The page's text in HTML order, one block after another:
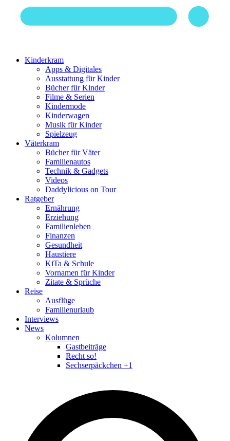
Kinderkram
Apps & Digitales
Ausstattung für Kinder
Bücher für Kinder
Filme & Serien
Kindermode
Kinderwagen
Musik für Kinder
Spielzeug
Väterkram
Bücher für Väter
Familienautos
Technik & Gadgets
Videos
Daddylicious on Tour
Ratgeber
Ernährung
Erziehung
Familienleben
Finanzen
Gesundheit
Haustiere
KiTa & Schule
Vornamen für Kinder
Zitate & Sprüche
Reise
Ausflüge
Familienurlaub
Interviews
News
Kolumnen
Gastbeiträge
Recht so!
Sechserpäckchen +1